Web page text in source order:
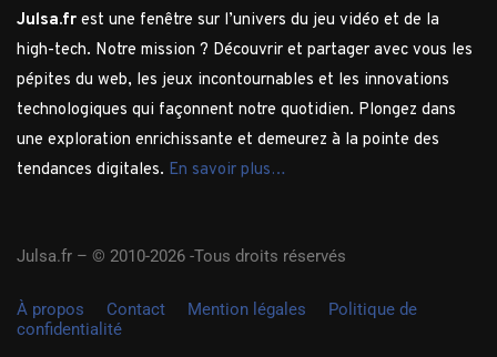
Julsa.fr est une fenêtre sur l’univers du jeu vidéo et de la
high-tech. Notre mission ? Découvrir et partager avec vous les
pépites du web, les jeux incontournables et les innovations
technologiques qui façonnent notre quotidien. Plongez dans
une exploration enrichissante et demeurez à la pointe des
tendances digitales. En savoir plus…
Julsa.fr – © 2010-2026 -Tous droits réservés
À propos Contact Mention légales
Politique de
confidentialité